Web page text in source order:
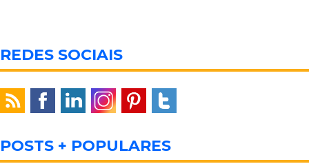
REDES SOCIAIS
POSTS + POPULARES